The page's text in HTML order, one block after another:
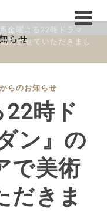
らせ
金曜よる22時ドラマ
力させていただきまし
らのお知らせ
22時ド
ン』の
で美術
だきま